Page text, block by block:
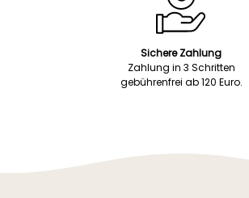
Sichere Zahlung
Zahlung in 3 Schritten
gebührenfrei ab 120 Euro.